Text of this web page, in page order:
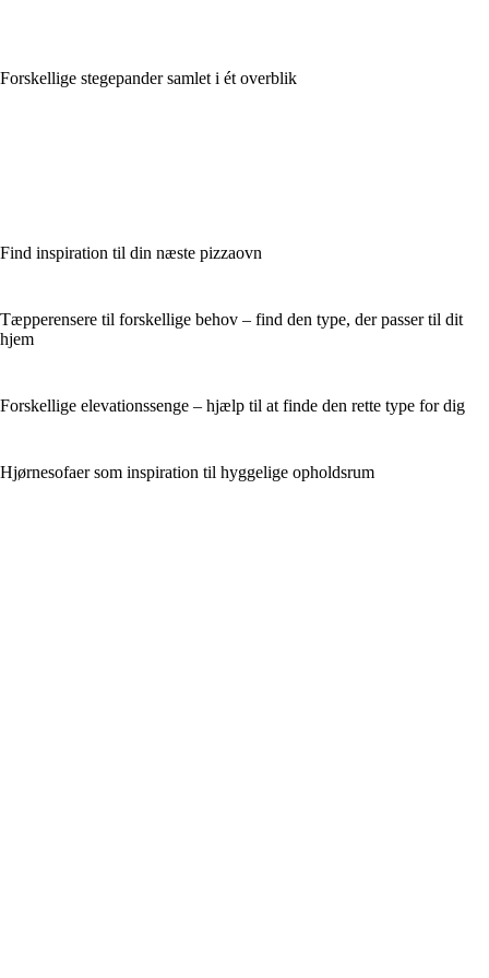
Forskellige stegepander samlet i ét overblik
Find inspiration til din næste pizzaovn
Tæpperensere til forskellige behov – find den type, der passer til dit
hjem
Forskellige elevationssenge – hjælp til at finde den rette type for dig
Hjørnesofaer som inspiration til hyggelige opholdsrum